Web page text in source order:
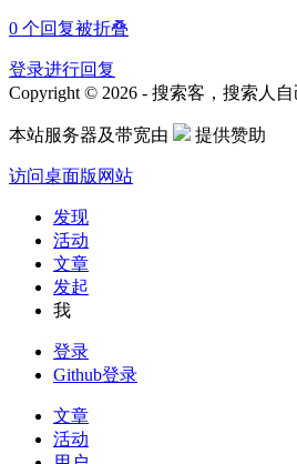
0 个回复被折叠
登录进行回复
Copyright © 2026 - 搜索客，搜索人
本站服务器及带宽由 提供赞助
访问桌面版网站
发现
活动
文章
发起
我
登录
Github登录
文章
活动